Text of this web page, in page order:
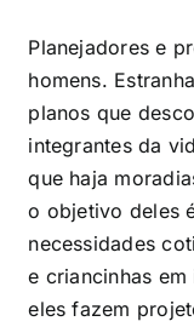
Planejadores e
homens.
planos que
integrantes da
que haja
o objetivo deles
necessidades
e criancinhas
eles fazem